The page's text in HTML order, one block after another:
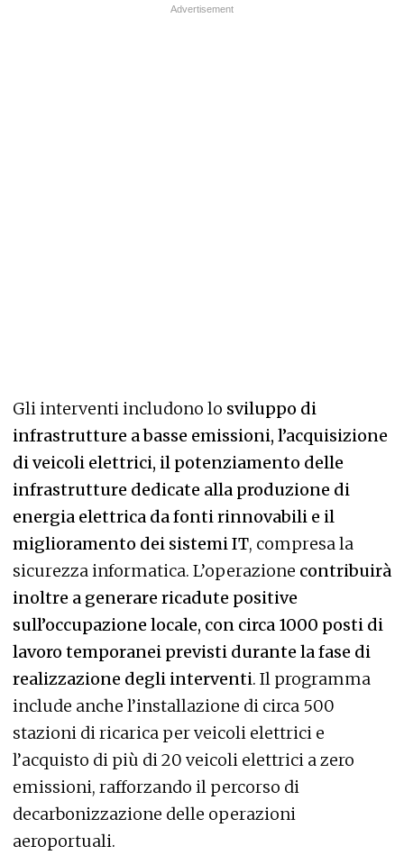
Gli interventi includono lo sviluppo di
infrastrutture a basse emissioni, l’acquisizione
di veicoli elettrici, il potenziamento delle
infrastrutture dedicate alla produzione di
energia elettrica da fonti rinnovabili e il
miglioramento dei sistemi IT, compresa la
sicurezza informatica. L’operazione contribuirà
inoltre a generare ricadute positive
sull’occupazione locale, con circa 1000 posti di
lavoro temporanei previsti durante la fase di
realizzazione degli interventi. Il programma
include anche l’installazione di circa 500
stazioni di ricarica per veicoli elettrici e
l’acquisto di più di 20 veicoli elettrici a zero
emissioni, rafforzando il percorso di
decarbonizzazione delle operazioni
aeroportuali.